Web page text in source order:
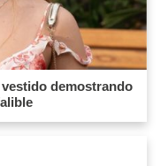
demostrando